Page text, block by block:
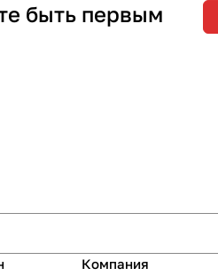
быть первым
Компания